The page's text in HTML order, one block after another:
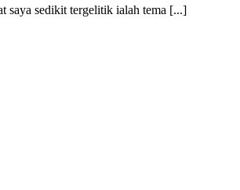
saya sedikit tergelitik ialah tema [...]